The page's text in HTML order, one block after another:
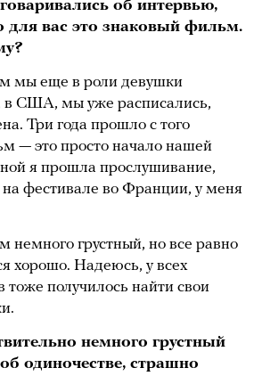
об интервью,
для вас это знаковый фильм.
мы еще в роли девушки
в США, мы уже расписались,
Три года прошло с того
— это просто начало нашей
я прошла прослушивание,
на фестивале во Франции, у меня
грустный, но все равно
хорошо. Надеюсь, у всех
тоже получилось найти свои
немного грустный
одиночестве, страшно